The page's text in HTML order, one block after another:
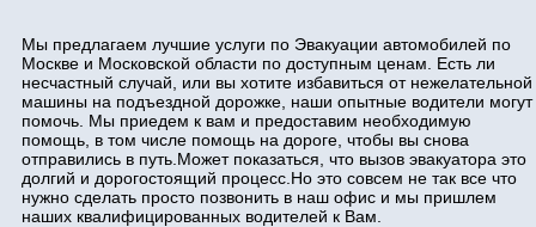
Мы предлагаем лучшие услуги по Эвакуации автомобилей по
Москве и Московской области по доступным ценам. Есть ли
несчастный случай, или вы хотите избавиться от нежелательной
машины на подъездной дорожке, наши опытные водители могут
помочь. Мы приедем к вам и предоставим необходимую
помощь, в том числе помощь на дороге, чтобы вы снова
отправились в путь.Может показаться, что вызов эвакуатора это
долгий и дорогостоящий процесс.Но это совсем не так все что
нужно сделать просто позвонить в наш офис и мы пришлем
наших квалифицированных водителей к Вам.